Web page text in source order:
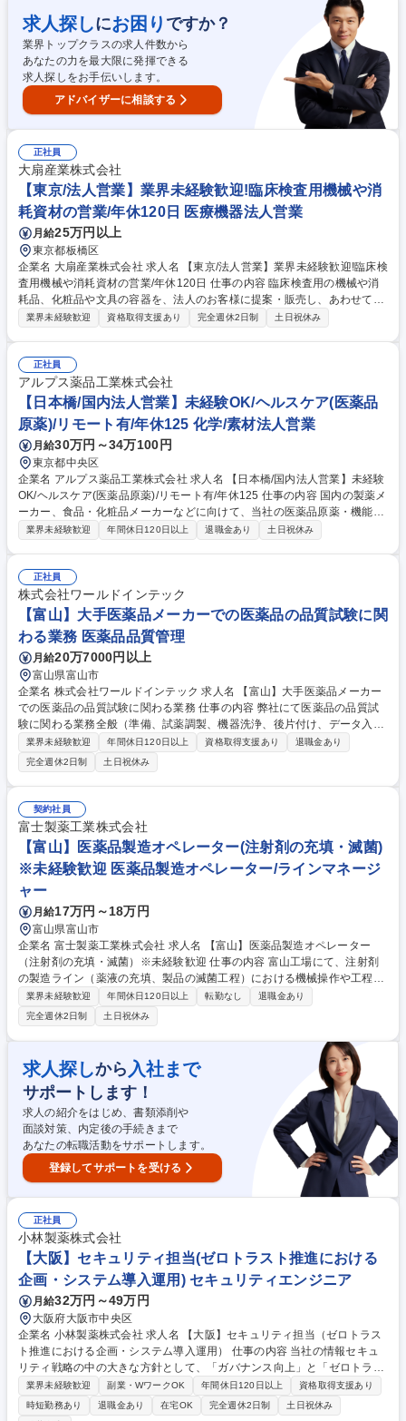
する品質管理設計および基準値設定、工程管理設計 ・課長の補佐及び当課
の各種プロジェクト推進／管理（SDCAすべきQMSの仕組みや文書等のカ
イゼンのためのPDCA活動：個人～小集団活動レベル） 募集職種 【大
阪】製造品質マネジメント（ヘルスケア品質管理グループ）
求人探しにお困り ですか？
業界トップクラスの求人件数から
あなたの力を最大限に発揮できる
求人探しをお手伝いします。
アドバイザーに相談する
正社員
大扇産業株式会社
【東京/法人営業】業界未経験歓迎!臨床検査用機械や消
耗資材の営業/年休120日 医療機器法人営業
月給25万円以上
東京都板橋区
企業名 大扇産業株式会社 求人名 【東京/法人営業】業界未経験歓迎!臨床検
査用機械や消耗資材の営業/年休120日 仕事の内容 臨床検査用の機械や消
耗品、化粧品や文具の容器を、法人のお客様に提案・販売し、あわせて見
積作成などの事務対応などをお任せします。関係性構築に重きを置いた既
客】臨床検査会社・病院等 【エリア】基本的には東京都内ですが、出張な
ど神奈川・石川・北陸の可能性もあり。（展示会や顧客先との商談）【出
張】月に1回～2回、泊まりの出張が発生する可能性有 【教育体制】業界
未経験から活躍されている営業職が多いため、現場OJTにて、同社の機械
について、0から学ぶことが可能です。 募集職種 【東京/法人営業】業界
未経験歓迎!臨床検査用機械や消耗資材の営業/年休120日
業界未経験歓迎 資格取得支援あり 完全週休2日制 土日祝休み
正社員
アルプス薬品工業株式会社
【日本橋/国内法人営業】未経験OK/ヘルスケア(医薬品
原薬)/リモート有/年休125 化学/素材法人営業
月給30万円～34万100円
東京都中央区
企業名 アルプス薬品工業株式会社 求人名 【日本橋/国内法人営業】未経験
OK/ヘルスケア(医薬品原薬)/リモート有/年休125 仕事の内容 国内の製薬メ
ーカー、食品・化粧品メーカーなどに向けて、当社の医薬品原薬・機能性
素材を提案・販売する営業職です。未経験でも、入社後の研修やOJTを通
報収集（需要、開発、競合等）■問い合わせ対応、製品・サービスの提
案、プレゼン、見積書の作成■販売契約の内容確認、締結■監査のコーディ
ネート■年数回の出張 募集職種 【日本橋/国内法人営業】未経験OK/ヘルス
ケア(医薬品原薬)/リモート有/年休125
業界未経験歓迎 年間休日120日以上 退職金あり 土日祝休み
正社員
株式会社ワールドインテック
【富山】大手医薬品メーカーでの医薬品の品質試験に関
わる業務 医薬品品質管理
月給20万7000円以上
富山県富山市
企業名 株式会社ワールドインテック 求人名 【富山】大手医薬品メーカー
での医薬品の品質試験に関わる業務 仕事の内容 弊社にて医薬品の品質試
験に関わる業務全般（準備、試薬調製、機器洗浄、後片付け、データ入
力、レポート作製、試薬やドキュメントの管理を含む）をお任せいたしま
す。 【職務内容】 ■プロトコールに従った分析業務全般 ■社員指示のもと
で行うプロトコールのない分析実験業務、分析機器の立ち上げ ■分析業務
に伴う準備（試薬調製、データシート準備、ラベル作成など）や実験器具
の洗い物・片付け ■実験レポートや分析プロトコールの作成・試薬消耗品
類の発注、在庫管理・機器の点検 募集職種 【富山】大手医薬品メーカー
での医薬品の品質試験に関わる業務
業界未経験歓迎 年間休日120日以上 資格取得支援あり
退職金あり
完全週休2日制
土日祝休み
契約社員
富士製薬工業株式会社
【富山】医薬品製造オペレーター(注射剤の充填・滅菌)
※未経験歓迎 医薬品製造オペレーター/ラインマネージ
ャー
月給17万円～18万円
富山県富山市
企業名 富士製薬工業株式会社 求人名 【富山】医薬品製造オペレーター
（注射剤の充填・滅菌）※未経験歓迎 仕事の内容 富山工場にて、注射剤
の製造ライン（薬液の充填、製品の滅菌工程）における機械操作や工程管
理を担当。クリーンルーム内での清潔かつ正確な作業が求められます。
(1)注射剤製造ラインの機械オペレーション（充填機・滅菌機等の操作・監
視） (2)製造記録の記入、資材の運搬・準備 (3)工程トラブル時の対応、
日々の点検業務 ※クリーンルーム内作業のため、化粧・装飾品は不可とな
ります。 ※生産計画に応じ、早出・遅出・休日出勤（振替あり）のシフト
勤務が発生します。 ※未経験の方もOJTで丁寧に指導します。 募集職種
【富山】医薬品製造オペレーター（注射剤の充填・滅菌）※未経験歓迎
業界未経験歓迎 年間休日120日以上 転勤なし
退職金あり
完全週休2日制
土日祝休み
求人探しから 入社まで
サポートします！
求人の紹介をはじめ、書類添削や
面談対策、内定後の手続きまで
あなたの転職活動をサポートします。
登録してサポートを受ける
正社員
小林製薬株式会社
【大阪】セキュリティ担当(ゼロトラスト推進における
企画・システム導入運用) セキュリティエンジニア
月給32万円～49万円
大阪府大阪市中央区
企業名 小林製薬株式会社 求人名 【大阪】セキュリティ担当（ゼロトラス
ト推進における企画・システム導入運用） 仕事の内容 当社の情報セキュ
リティ戦略の中の大きな方針として、「ガバナンス向上」と「ゼロトラス
トアーキテクチャを用いた社内環境の構築」を定めており、ゼロトラスト
化をともに推進いただくメンバーを募集します。 ■社内システム環境向け
にゼロトラスト思想に基づくアーキテクチャ、技術の選定 ■全社の情報セ
業界未経験歓迎 副業・WワークOK 年間休日120日以上
資格取得支援あり
時短勤務あり
退職金あり 在宅OK 完全週休2日制
土日祝休み